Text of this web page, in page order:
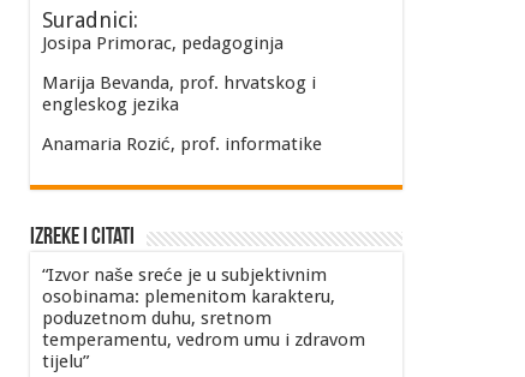
Suradnici:
Josipa Primorac, pedagoginja
Marija Bevanda, prof. hrvatskog i
engleskog jezika
Anamaria Rozić, prof. informatike
Izreke i Citati
“Izvor naše sreće je u subjektivnim
osobinama: plemenitom karakteru,
poduzetnom duhu, sretnom
temperamentu, vedrom umu i zdravom
tijelu”